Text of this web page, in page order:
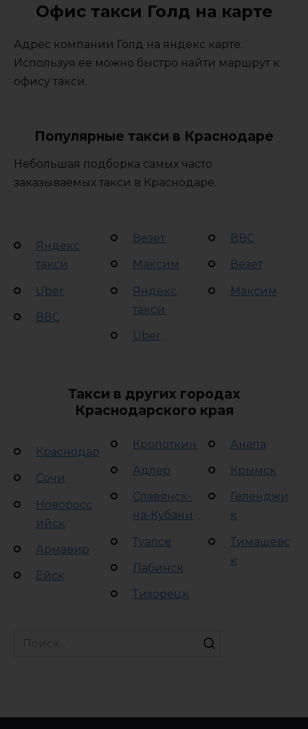
Офис такси Голд на карте
Адрес компании Голд на яндекс карте.
Используя ее можно быстро найти маршрут к
офису такси.
Популярные такси в Краснодаре
Небольшая подборка самых часто
заказываемых такси в Краснодаре.
Яндекс
такси
Uber
ВВС
Везет
Максим
Яндекс
такси
Uber
ВВС
Везет
Максим
Такси в других городах
Краснодарского края
Краснодар
Сочи
Новоросс
ийск
Армавир
Ейск
Кропоткин
Адлер
Славянск-
на-Кубани
Туапсе
Лабинск
Тихорецк
Анапа
Крымск
Геленджи
к
Тимашёвс
к
Search